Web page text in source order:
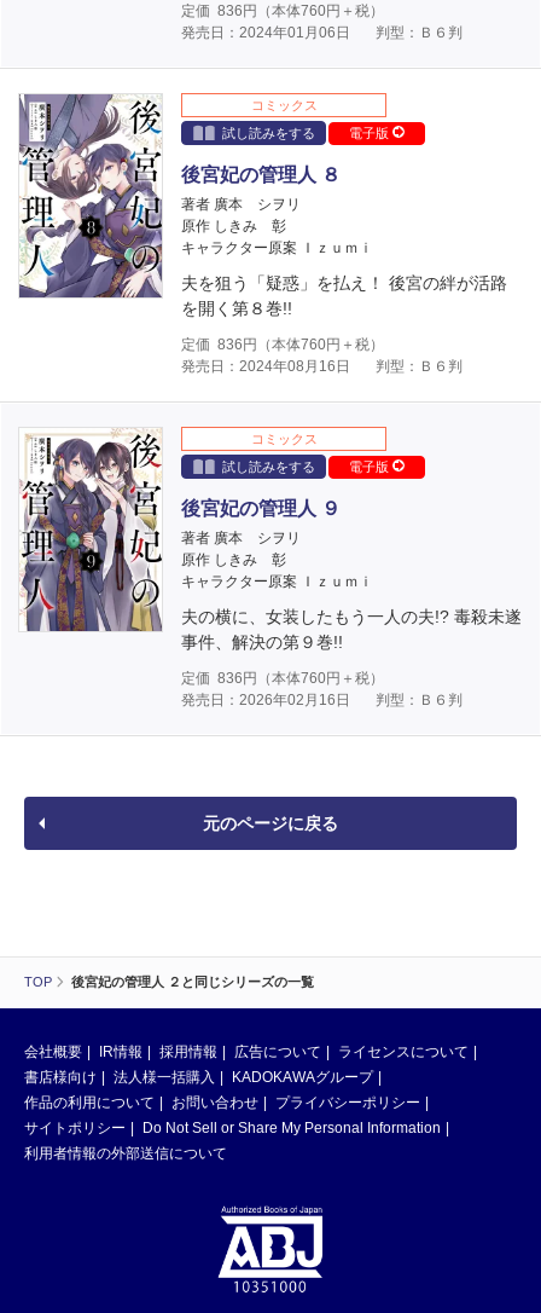
TOP 後宮妃の管理人 ２と同じシリーズの一覧
定価 836 円（本体760円＋税）
発売日：2024年01月06日
判型：Ｂ６判
コミックス
試し読みをする
電子版
後宮妃の管理人 ８
著者 廣本 シヲリ
原作 しきみ 彰
キャラクター原案 Ｉｚｕｍｉ
夫を狙う「疑惑」を払え！ 後宮の絆が活路
を開く第８巻!!
定価 836 円（本体760円＋税）
発売日：2024年08月16日
判型：Ｂ６判
コミックス
試し読みをする
電子版
後宮妃の管理人 ９
著者 廣本 シヲリ
原作 しきみ 彰
キャラクター原案 Ｉｚｕｍｉ
夫の横に、女装したもう一人の夫!? 毒殺未遂
事件、解決の第９巻!!
定価 836 円（本体760円＋税）
発売日：2026年02月16日
判型：Ｂ６判
元のページに戻る
会社概要 IR情報 採用情報 広告について
ライセンスについて
書店様向け
法人様一括購入
KADOKAWAグループ
作品の利用について
お問い合わせ
プライバシーポリシー
サイトポリシー
Do Not Sell or Share My Personal Information
利用者情報の外部送信について